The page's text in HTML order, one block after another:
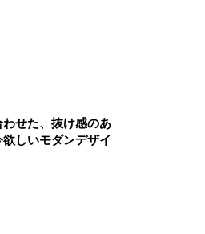
せた、抜け感のあ
しいモダンデザイ